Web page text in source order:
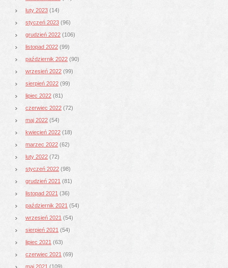
luty 2023 (14)
styczeń 2023 (96)
grudzień 2022 (106)
listopad 2022 (99)
październik 2022 (90)
wrzesień 2022 (99)
sierpień 2022 (99)
lipiec 2022 (81)
czerwiec 2022 (72)
maj 2022 (54)
kwiecień 2022 (18)
marzec 2022 (62)
luty 2022 (72)
styczeń 2022 (98)
grudzień 2021 (81)
listopad 2021 (36)
październik 2021 (54)
wrzesień 2021 (54)
sierpień 2021 (54)
lipiec 2021 (63)
czerwiec 2021 (69)
maj 2021 (109)